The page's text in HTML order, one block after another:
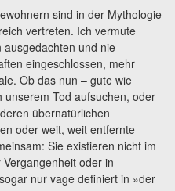
sind in der Mythologie
vertreten. Ich vermute
ausgedachten und nie
eingeschlossen, mehr
Ob das nun – gute wie
Tod aufsuchen, oder
übernatürlichen
oder weit, weit entfernte
Sie existieren nicht im
oder in
nur vage definiert in »der